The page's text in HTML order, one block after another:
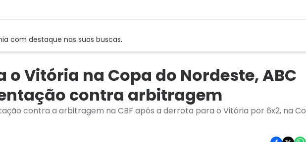
com destaque nas suas buscas.
Vitória na Copa do Nordeste, ABC
contra arbitragem
contra a arbitragem na CBF após a derrota para o Vitória por 6x2, na